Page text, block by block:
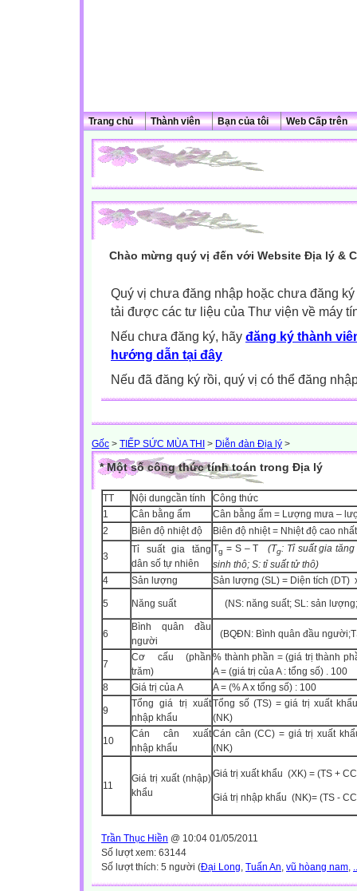
Trang chủ Thành viên Bạn của tôi Web Cấp trên
Chào mừng quý vị đến với Website Địa lý &
Quý vị chưa đăng nhập hoặc chưa đăng
tải được các tư liệu của Thư viện về máy
Nếu chưa đăng ký, hãy đăng ký thành
hướng dẫn tại đây
Nếu đã đăng ký rồi, quý vị có thể đăng
Gốc > TIẾP SỨC MÙA THI > Diễn đàn Địa lý >
* Một số công thức tính toán trong Địa lý
TT Nội dungcần tính
Công thức
1
Cân bằng ẩm
Cân bằng ẩm = Lượng mưa –
2
Biên độ nhiệt độ Biên độ nhiệt = Nhiệt độ cao
3
Tỉ suất gia tăng
dân số tự nhiên
Tg = S – T (Tg: Tỉ suất gia
sinh thô; S: tỉ suất tử thô)
4
Sản lượng Sản lượng (SL) = Diện tích (DT)
5 Năng suất (NS: năng suất; SL: sản
6
Bình quân đầu
người
(BQĐN: Bình quân đầu người;
7
Cơ cấu
(phần
trăm)
% thành phần = (giá trị thành
A = (giá trị của A : tổng số) . 100
8
Giá trị của A A = (% A x tổng số) : 100
9
Tổng giá trị xuất
nhập khẩu
Tổng số (TS) = giá trị xuất
(NK)
10
Cán cân xuất
nhập khẩu
Cán cân (CC) = giá trị xuất
(NK)
11
Giá trị xuất (nhập)
khẩu
Giá trị xuất khẩu (XK) = (TS +
Giá trị nhập khẩu (NK)= (TS -
Trần Thục Hiền @ 10:04 01/05/2011
Số lượt xem: 63144
Số lượt thích: 5 người (Đại Long Tuấn An vũ hòang nam